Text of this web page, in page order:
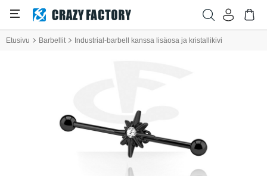
Etusivu Barbellit Industrial-barbell kanssa lisäosa ja kristallikivi